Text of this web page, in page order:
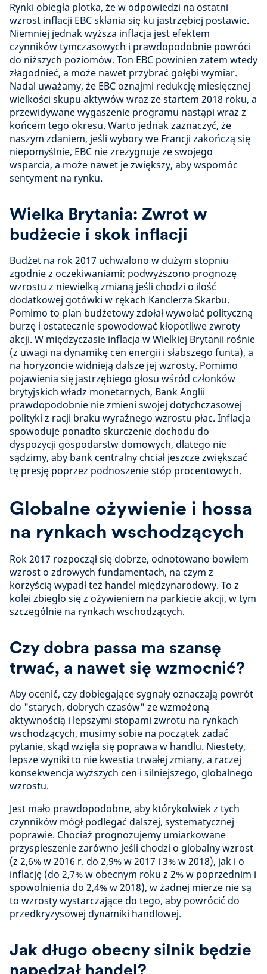
Rynki obiegła plotka, że w odpowiedzi na ostatni
wzrost inflacji EBC skłania się ku jastrzębiej postawie.
Niemniej jednak wyższa inflacja jest efektem
czynników tymczasowych i prawdopodobnie powróci
do niższych poziomów. Ton EBC powinien zatem wtedy
złagodnieć, a może nawet przybrać gołębi wymiar.
Nadal uważamy, że EBC oznajmi redukcję miesięcznej
wielkości skupu aktywów wraz ze startem 2018 roku, a
przewidywane wygaszenie programu nastąpi wraz z
końcem tego okresu. Warto jednak zaznaczyć, że
naszym zdaniem, jeśli wybory we Francji zakończą się
niepomyślnie, EBC nie zrezygnuje ze swojego
wsparcia, a może nawet je zwiększy, aby wspomóc
sentyment na rynku.
Wielka Brytania: Zwrot w
budżecie i skok inflacji
Budżet na rok 2017 uchwalono w dużym stopniu
zgodnie z oczekiwaniami: podwyższono prognozę
wzrostu z niewielką zmianą jeśli chodzi o ilość
dodatkowej gotówki w rękach Kanclerza Skarbu.
Pomimo to plan budżetowy zdołał wywołać polityczną
burzę i ostatecznie spowodować kłopotliwe zwroty
akcji. W międzyczasie inflacja w Wielkiej Brytanii rośnie
(z uwagi na dynamikę cen energii i słabszego funta), a
na horyzoncie widnieją dalsze jej wzrosty. Pomimo
pojawienia się jastrzębiego głosu wśród członków
brytyjskich władz monetarnych, Bank Anglii
prawdopodobnie nie zmieni swojej dotychczasowej
polityki z racji braku wyraźnego wzrostu płac. Inflacja
spowoduje ponadto skurczenie dochodu do
dyspozycji gospodarstw domowych, dlatego nie
sądzimy, aby bank centralny chciał jeszcze zwiększać
tę presję poprzez podnoszenie stóp procentowych.
Globalne ożywienie i hossa
na rynkach wschodzących
Rok 2017 rozpoczął się dobrze, odnotowano bowiem
wzrost o zdrowych fundamentach, na czym z
korzyścią wypadł też handel międzynarodowy. To z
kolei zbiegło się z ożywieniem na parkiecie akcji, w tym
szczególnie na rynkach wschodzących.
Czy dobra passa ma szansę
trwać, a nawet się wzmocnić?
Aby ocenić, czy dobiegające sygnały oznaczają powrót
do "starych, dobrych czasów" ze wzmożoną
aktywnością i lepszymi stopami zwrotu na rynkach
wschodzących, musimy sobie na początek zadać
pytanie, skąd wzięła się poprawa w handlu. Niestety,
lepsze wyniki to nie kwestia trwałej zmiany, a raczej
konsekwencja wyższych cen i silniejszego, globalnego
wzrostu.
Jest mało prawdopodobne, aby którykolwiek z tych
czynników mógł podlegać dalszej, systematycznej
poprawie. Chociaż prognozujemy umiarkowane
przyspieszenie zarówno jeśli chodzi o globalny wzrost
(z 2,6% w 2016 r. do 2,9% w 2017 i 3% w 2018), jak i o
inflację (do 2,7% w obecnym roku z 2% w poprzednim i
spowolnienia do 2,4% w 2018), w żadnej mierze nie są
to wzrosty wystarczające do tego, aby powrócić do
przedkryzysowej dynamiki handlowej.
Jak długo obecny silnik będzie